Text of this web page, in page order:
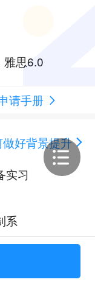
雅思6.0
请手册
好背景提升
实习
系
析